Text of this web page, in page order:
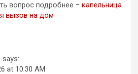
вопрос подробнее – капельница
вызов на дом
says:
at 10:30 AM